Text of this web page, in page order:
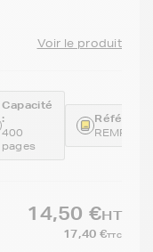
Voir le produit
Capacité
:
400
pages
14,50 €HT
17,40 €TTC